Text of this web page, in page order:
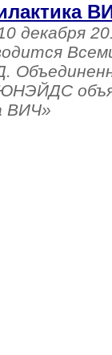
декабря
ВИЧ»